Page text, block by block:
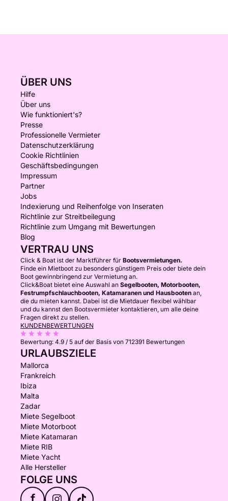
ÜBER UNS
Hilfe
Über uns
Wie funktioniert's?
Presse
Professionelle Vermieter
Datenschutzerklärung
Cookie Richtlinien
Geschäftsbedingungen
Impressum
Partner
Jobs
Indexierung und Reihenfolge von Inseraten
Richtlinie zur Streitbeilegung
Richtlinie zum Umgang mit Bewertungen
Blog
VERTRAU UNS
Click & Boat ist der Marktführer für Bootsvermietungen.
Finde ein Mietboot zu besonders günstigem Preis oder biete dein
Boot gewinnbringend zur Vermietung an.
Click&Boat bietet eine Auswahl an Segelbooten, Motorbooten,
Festrumpfschlauchbooten, Katamaranen und Hausbooten an,
die du mieten kannst. Dabei ist die Mietdauer flexibel wählbar
und du kannst den Bootsvermieter kontaktieren, um alle deine
Fragen direkt zu stellen.
KUNDENBEWERTUNGEN
Bewertung: 4.9 / 5 auf der Basis von 712391 Bewertungen
URLAUBSZIELE
Mallorca
Frankreich
Ibiza
Malta
Zadar
Miete Segelboot
Miete Motorboot
Miete Katamaran
Miete RIB
Miete Yacht
Alle Hersteller
FOLGE UNS